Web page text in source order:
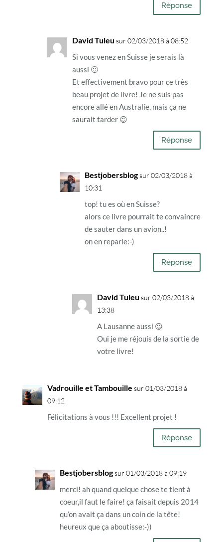
Réponse
David Tuleu sur 02/03/2018 à 08:52
Si vous venez en Suisse je serais là
aussi 🙂
Et effectivement bravo pour ce très
beau projet de livre! Je ne suis pas
encore allé en Australie, mais ça ne
saurait tarder 😉
Réponse
Bestjobersblogsur 02/03/2018 à
10:31
top! tu es où en Suisse?
alors ce livre pourrait te convaincre
de sauter dans un avion..!
on en reparle:-)
Réponse
David Tuleu sur 02/03/2018 à
13:38
A Lausanne aussi 😉
Oui je me réjouis de la sortie de
votre livre!
Vadrouille et Tambouille sur 01/03/2018 à
09:12
Félicitations à vous !!! Excellent projet !
Réponse
Bestjobersblogsur 01/03/2018 à 09:19
merci! ah quand quelque chose te tient à
coeur,il faut le faire! ça faisait depuis 2014
qu’on avait ça dans un coin de la tête!
heureux que ça aboutisse:-))